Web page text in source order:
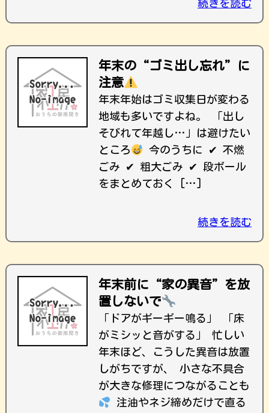
続きを読む
年末の“ゴミ出し忘れ”に
注意
年末年始はゴミ収集日が変わる
地域も多いですよね。 「出し
そびれて年越し…」は避けたい
ところ
今のうちに ✔ 不燃
ごみ ✔ 粗大ごみ ✔ 段ボール
をまとめておく […]
続きを読む
年末前に“家の異音”を放
置しないで
「ドアがギーギー鳴る」 「床
がミシッと音がする」 忙しい
年末ほど、こうした異音は放置
しがちですが、 小さな不具合
が大きな修理につながることも
注油やネジ締めだけで直る